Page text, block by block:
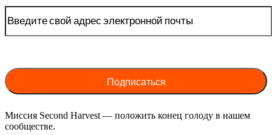
Миссия Second Harvest — положить конец голоду в нашем
сообществе.